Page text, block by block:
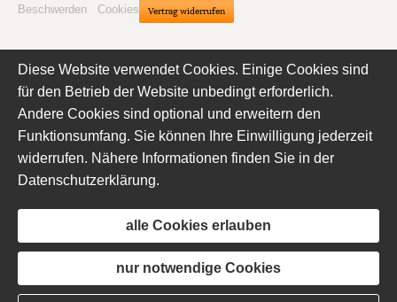
Beschwerden Cookies Vertrag widerrufen
Diese Website verwendet Cookies. Einige Cookies sind
für den Betrieb der Website unbedingt erforderlich.
Andere Cookies sind optional und erweitern den
Funktionsumfang. Sie können Ihre Einwilligung jederzeit
widerrufen. Nähere Informationen finden Sie in der
Datenschutzerklärung.
alle Cookies erlauben
nur notwendige Cookies